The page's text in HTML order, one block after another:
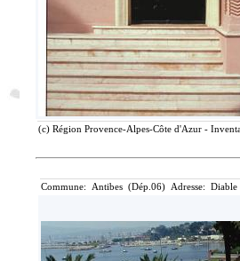
(c) Région Provence-Alpes-Côte d'Azur -
Commune: Antibes (Dép.06) Adresse: Diable